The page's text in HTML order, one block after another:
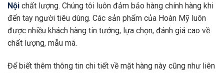
Nội chất lượng. Chúng tôi luôn đảm bảo hàng chính hàng khi
đến tay người tiêu dùng. Các sản phẩm của Hoàn Mỹ luôn
được nhiều khách hàng tin tưởng, lựa chọn, đánh giá cao về
chất lượng, mẫu mã.
Để biết thêm thông tin chi tiết về mặt hàng này cũng như liên